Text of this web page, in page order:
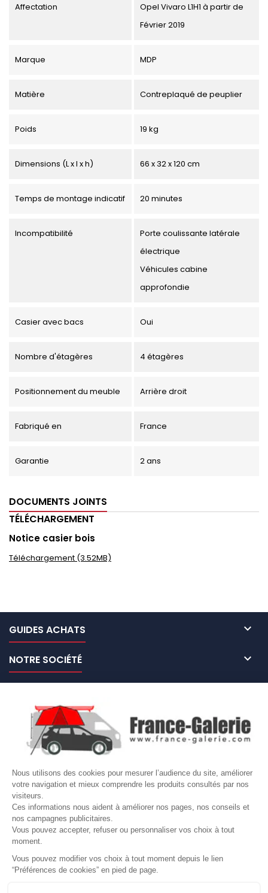
Nous utilisons des cookies pour mesurer l’audience du site, améliorer
votre navigation et mieux comprendre les produits consultés par nos
visiteurs.
Ces informations nous aident à améliorer nos pages, nos conseils et
nos campagnes publicitaires.
Vous pouvez accepter, refuser ou personnaliser vos choix à tout
moment.
Vous pouvez modifier vos choix à tout moment depuis le lien
“Préférences de cookies” en pied de page.
Gérer mes cookies
Affectation
Opel Vivaro L1H1 à partir de
Février 2019
Marque MDP
Matière Contreplaqué de peuplier
Poids 19 kg
Dimensions (L x l x h) 66 x 32 x 120 cm
Temps de montage indicatif 20 minutes
Incompatibilité
Porte coulissante latérale
électrique
Véhicules cabine
approfondie
Casier avec bacs Oui
Nombre d'étagères 4 étagères
Positionnement du meuble Arrière droit
Fabriqué en France
Garantie 2 ans
DOCUMENTS JOINTS
TÉLÉCHARGEMENT
Notice casier bois
Téléchargement (3.52MB)
GUIDES ACHATS 
NOTRE SOCIÉTÉ 
VOTRE COMPTE 
Site protégé par reCAPTCHA.
LETTRE D'INFORMATIONS